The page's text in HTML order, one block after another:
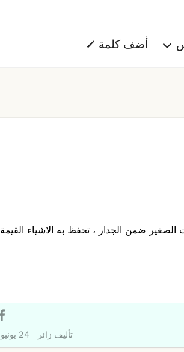
أضف كلمة
ضمن الجدار ، تحفظ به الاشياء القيمة
تأليف زائر 24 يونيو 2020